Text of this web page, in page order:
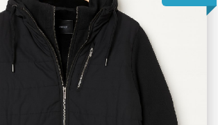
VIDI JOŠ